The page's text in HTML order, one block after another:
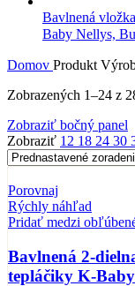
Bavlnená
Baby Nellys,
Domov Produkt
Zobrazených 1–24 z
Zobraziť bočný panel
Zobraziť 12 18 24 30
Porovnaj
Rýchly náhľad
Pridať medzi
Bavlnená 2-
tepláčiky K-